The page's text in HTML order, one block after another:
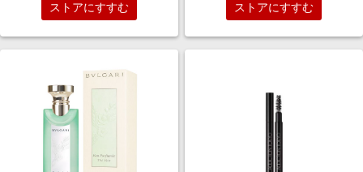
ストアにすすむ ストアにすすむ